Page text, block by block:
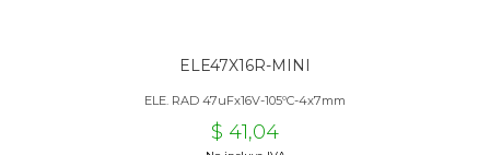
ELE47X16R-MINI
ELE. RAD 47uFx16V-105ºC-4x7mm
$ 41,04